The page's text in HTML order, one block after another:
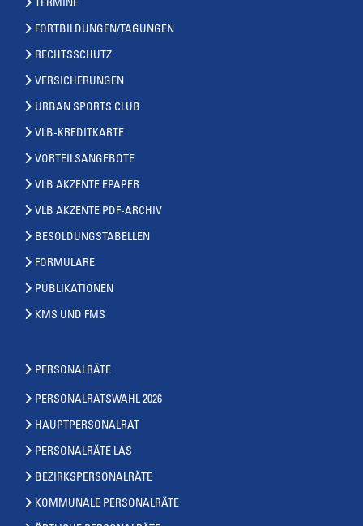
TERMINE
FORTBILDUNGEN/TAGUNGEN
RECHTSSCHUTZ
VERSICHERUNGEN
URBAN SPORTS CLUB
VLB-KREDITKARTE
VORTEILSANGEBOTE
VLB AKZENTE EPAPER
VLB AKZENTE PDF-ARCHIV
BESOLDUNGSTABELLEN
FORMULARE
PUBLIKATIONEN
KMS UND FMS
PERSONALRÄTE
PERSONALRATSWAHL 2026
HAUPTPERSONALRAT
PERSONALRÄTE LAS
BEZIRKSPERSONALRÄTE
KOMMUNALE PERSONALRÄTE